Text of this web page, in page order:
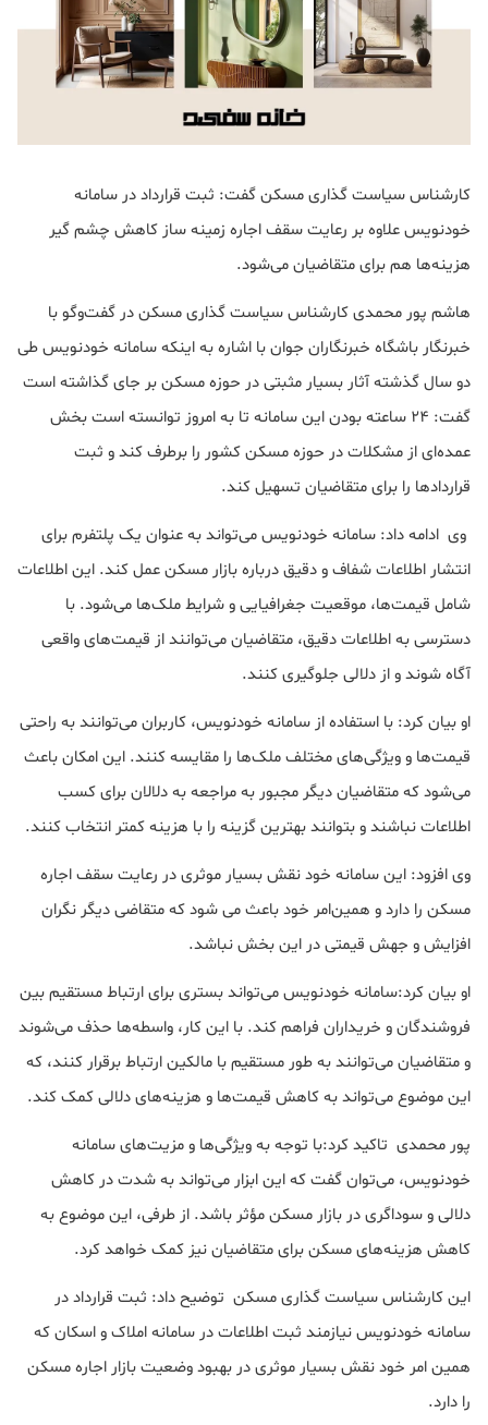
کارشناس سیاست گذاری مسکن گفت: ثبت قرارداد در سامانه
خودنویس علاوه بر رعایت سقف اجاره زمینه ساز کاهش چشم گیر
هزینه‌ها هم برای متقاضیان می‌شود.
هاشم پور محمدی کارشناس سیاست گذاری مسکن در گفت‌وگو با
خبرنگار باشگاه‌ خبرنگاران جوان با اشاره به اینکه سامانه خودنویس طی
دو سال گذشته آثار بسیار مثبتی در حوزه مسکن بر جای گذاشته است
گفت: ۲۴ ساعته بودن این سامانه تا به امروز توانسته است بخش
عمده‌ای از مشکلات در حوزه مسکن کشور را برطرف کند و ثبت
قراردادها را برای متقاضیان تسهیل کند.
وی ادامه داد: سامانه خودنویس می‌تواند به عنوان یک پلتفرم برای
انتشار اطلاعات شفاف و دقیق درباره بازار مسکن عمل کند. این اطلاعات
شامل قیمت‌ها، موقعیت جغرافیایی و شرایط ملک‌ها می‌شود. با
دسترسی به اطلاعات دقیق، متقاضیان می‌توانند از قیمت‌های واقعی
آگاه شوند و از دلالی جلوگیری کنند.
او بیان کرد: با استفاده از سامانه خودنویس، کاربران می‌توانند به راحتی
قیمت‌ها و ویژگی‌های مختلف ملک‌ها را مقایسه کنند. این امکان باعث
می‌شود که متقاضیان دیگر مجبور به مراجعه به دلالان برای کسب
اطلاعات نباشند و بتوانند بهترین گزینه را با هزینه کمتر انتخاب کنند.
وی افزود: این سامانه خود نقش بسیار موثری در رعایت سقف اجاره
مسکن را دارد و همین‌امر خود باعث می شود که متقاضی دیگر نگران
افزایش و جهش قیمتی در این بخش نباشد.
او بیان کرد:سامانه خودنویس می‌تواند بستری برای ارتباط مستقیم بین
فروشندگان و خریداران فراهم کند. با این کار، واسطه‌ها حذف می‌شوند
و متقاضیان می‌توانند به طور مستقیم با مالکین ارتباط برقرار کنند، که
این موضوع می‌تواند به کاهش قیمت‌ها و هزینه‌های دلالی کمک کند.
پور محمدی تاکید کرد:با توجه به ویژگی‌ها و مزیت‌های سامانه
خودنویس، می‌توان گفت که این ابزار می‌تواند به شدت در کاهش
دلالی و سوداگری در بازار مسکن مؤثر باشد. از طرفی، این موضوع به
کاهش هزینه‌های مسکن برای متقاضیان نیز کمک خواهد کرد.
این کارشناس سیاست گذاری مسکن توضیح داد: ثبت قرارداد در
سامانه خودنویس نیازمند ثبت اطلاعات در سامانه املاک و اسکان که
همین امر خود نقش بسیار موثری در بهبود وضعیت بازار اجاره مسکن
را دارد.